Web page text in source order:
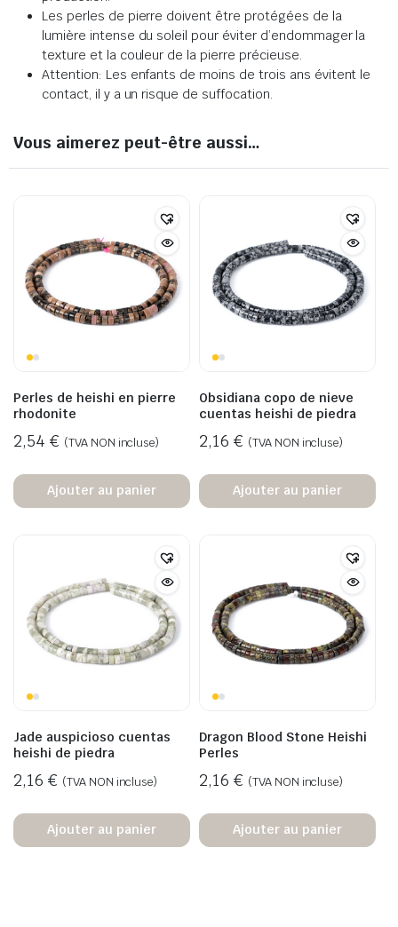
Les perles de pierre doivent être protégées de la
lumière intense du soleil pour éviter d’endommager la
texture et la couleur de la pierre précieuse.
Attention: Les enfants de moins de trois ans évitent le
contact, il y a un risque de suffocation.
Vous aimerez peut-être aussi…
Perles de heishi en pierre
rhodonite
2,54 € (TVA NON incluse)
Ajouter au panier
Obsidiana copo de nieve
cuentas heishi de piedra
2,16 € (TVA NON incluse)
Ajouter au panier
Jade auspicioso cuentas
heishi de piedra
2,16 € (TVA NON incluse)
Ajouter au panier
Dragon Blood Stone Heishi
Perles
2,16 € (TVA NON incluse)
Ajouter au panier